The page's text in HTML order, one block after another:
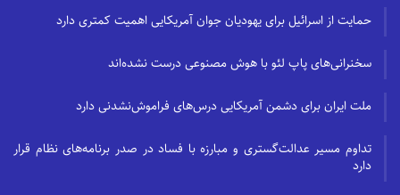
حمایت از اسرائیل برای یهودیان جوان آمریکایی اهمیت کمتری دارد
سخنرانی‌های پاپ لئو با هوش مصنوعی درست نشده‌اند
ملت ایران برای دشمن آمریکایی درس‌های فراموش‌نشدنی دارد
تداوم مسیر عدالت‌گستری و مبارزه با فساد در صدر برنامه‌های نظام قرار
دارد